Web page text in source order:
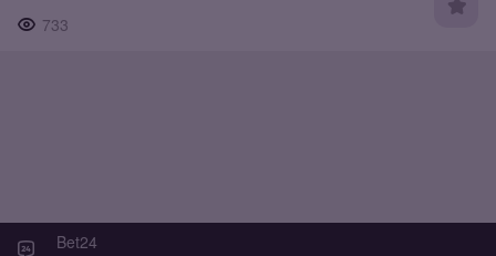
733
Bet24